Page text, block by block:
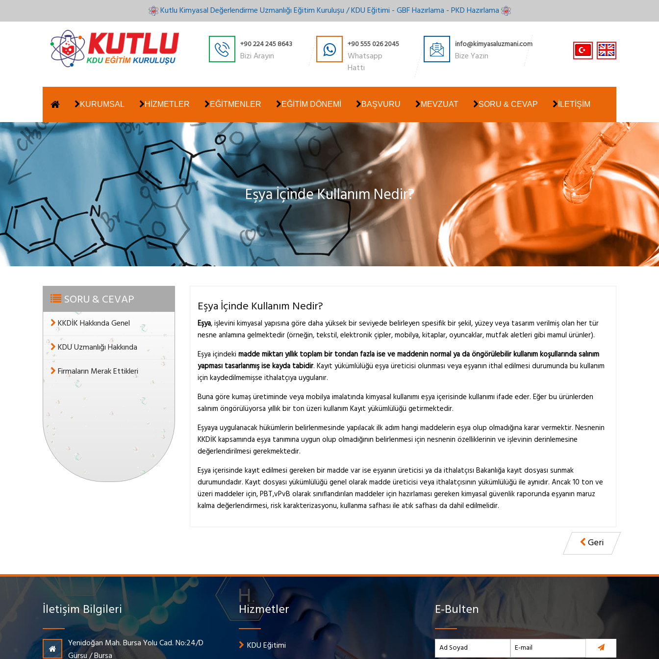
Kutlu Kimyasal Değerlendirme Uzmanlığı Eğitim Kuruluşu / KDU Eğitimi - GBF Hazırlama - PKD Hazırlama
+90 224 245 8643
Bizi Arayın
+90 555 026 2045
Whatsapp
Hattı
info@kimyasaluzmani.com
Bize Yazın
KURUMSAL HİZMETLER EĞİTMENLER EĞİTİM DÖNEMİ BAŞVURU MEVZUAT SORU & CEVAP İLETİŞİM
Eşya İçinde Kullanım Nedir?
SORU & CEVAP
KKDİK Hakkında Genel
KDU Uzmanlığı Hakkında
Firmaların Merak Ettikleri
Eşya İçinde Kullanım Nedir?
Eşya, işlevini kimyasal yapısına göre daha yüksek bir seviyede belirleyen spesifik bir şekil, yüzey veya tasarım verilmiş olan her tür
nesne anlamına gelmektedir (örneğin, tekstil, elektronik çipler, mobilya, kitaplar, oyuncaklar, mutfak aletleri gibi mamul ürünler).
Eşya içindeki madde miktarı yıllık toplam bir tondan fazla ise ve maddenin normal ya da öngörülebilir kullanım koşullarında salınım
yapması tasarlanmış ise kayda tabidir. Kayıt yükümlülüğü eşya üreticisi olunması veya eşyanın ithal edilmesi durumunda bu kullanım
için kaydedilmemişse ithalatçıya uygulanır.
Buna göre kumaş üretiminde veya mobilya imalatında kimyasal kullanımı eşya içerisinde kullanımı ifade eder. Eğer bu ürünlerden
salınım öngörülüyorsa yıllık bir ton üzeri kullanım Kayıt yükümlülüğü getirmektedir.
Eşyaya uygulanacak hükümlerin belirlenmesinde yapılacak ilk adım hangi maddelerin eşya olup olmadığına karar vermektir. Nesnenin
KKDİK kapsamında eşya tanımına uygun olup olmadığının belirlenmesi için nesnenin özelliklerinin ve işlevinin derinlemesine
değerlendirilmesi gerekmektedir.
Eşya içerisinde kayıt edilmesi gereken bir madde var ise eşyanın üreticisi ya da ithalatçısı Bakanlığa kayıt dosyası sunmak
durumundadır. Kayıt dosyası yükümlülüğü genel olarak madde üreticisi veya ithalatçısının yükümlülüğü ile aynıdır. Ancak 10 ton ve
üzeri maddeler için, PBT,vPvB olarak sınıflandırılan maddeler için hazırlaması gereken kimyasal güvenlik raporunda eşyanın maruz
kalma değerlendirmesi, risk karakterizasyonu, kullanma safhası ile atık safhası da dahil edilmelidir.
Geri
İletişim Bilgileri
Yenidoğan Mah. Bursa Yolu Cad. No:24/D
Gürsu / Bursa
Hizmetler
KDU Eğitimi
E-Bulten